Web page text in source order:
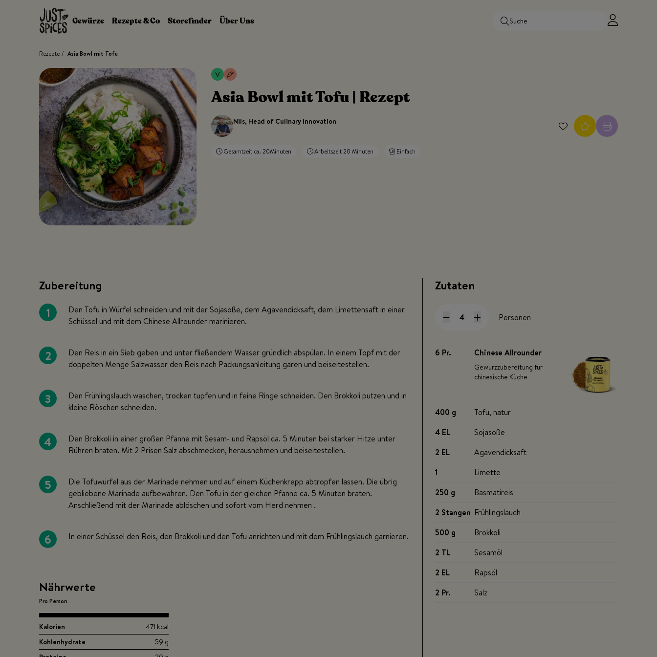
Zum Inhalt springen
Gewürze
Rezepte & Co Storefinder Über Uns
Rezepte / Asia Bowl mit Tofu
Asia Bowl mit Tofu | Rezept
Nils, Head of Culinary Innovation
Gesamtzeit ca. 20Minuten Arbeitszeit 20 Minuten Einfach
Zutaten
Personen
6 Pr. Chinese Allrounder
Gewürzzubereitung für
chinesische Küche
400 g
Tofu, natur
4 EL
Sojasoße
2 EL
Agavendicksaft
1
Limette
250 g
Basmatireis
2 Stangen Frühlingslauch
500 g
Brokkoli
2 TL
Sesamöl
2 EL
Rapsöl
2 Pr. Salz
Zubereitung
1
Den Tofu in Würfel schneiden und mit der Sojasoße, dem Agavendicksaft, dem Limettensaft in einer
Schüssel und mit dem Chinese Allrounder marinieren.
2
Den Reis in ein Sieb geben und unter fließendem Wasser gründlich abspülen. In einem Topf mit der
doppelten Menge Salzwasser den Reis nach Packungsanleitung garen und beiseitestellen.
3
Den Frühlingslauch waschen, trocken tupfen und in feine Ringe schneiden. Den Brokkoli putzen und in
kleine Röschen schneiden.
4
Den Brokkoli in einer großen Pfanne mit Sesam- und Rapsöl ca. 5 Minuten bei starker Hitze unter
Rühren braten. Mit 2 Prisen Salz abschmecken, herausnehmen und beiseitestellen.
5
Die Tofuwürfel aus der Marinade nehmen und auf einem Küchenkrepp abtropfen lassen. Die übrig
gebliebene Marinade aufbewahren. Den Tofu in der gleichen Pfanne ca. 5 Minuten braten.
Anschließend mit der Marinade ablöschen und sofort vom Herd nehmen .
6 In einer Schüssel den Reis, den Brokkoli und den Tofu anrichten und mit dem Frühlingslauch garnieren.
Nährwerte
Pro Person
Kalorien
471 kcal
Kohlenhydrate
59 g